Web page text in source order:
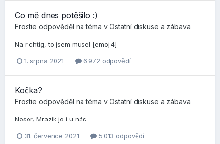
Co mě dnes potěšilo :)
Frostie odpověděl na téma v Ostatní diskuse a zábava
Na richtig, to jsem musel [emoji4]
1. srpna 2021 6 972 odpovědí
Kočka?
Frostie odpověděl na téma v Ostatní diskuse a zábava
Neser, Mrazík je i u nás
31. července 2021 5 013 odpovědí